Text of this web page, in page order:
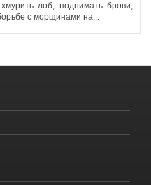
лоб, поднимать брови,
с морщинами на...